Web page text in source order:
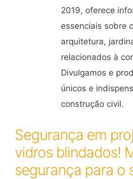
2019, oferece
essenciais sobre
arquitetura,
relacionados à
Divulgamos e
únicos e
construção civil.
Segurança em
vidros blindados!
segurança para o